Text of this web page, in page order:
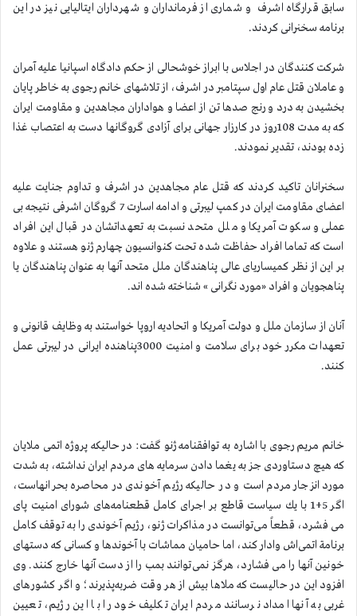
سابق قرارگاه اشرف و شماری از فرمانداران و شهرداران ایتالیایی نیز در این
برنامه سخنرانی كردند.
شركت كنندگان در اجلاس با ابراز خوشحالی از حكم دادگاه اسپانیا علیه آمران
و عاملان قتل عام اول سپتامبر در اشرف، از تلاشهای خانم رجوی به خاطر پایان
بخشیدن به درد و رنج صدها تن از اعضا و هواداران مجاهدین و مقاومت ایران
كه به مدت 108روز در كارزار جهانی برای آزادی گروگانها دست به اعتصاب غذا
زده بودند، تقدیر نمودند.
سخنرانان تاكید كردند كه قتل عام مجاهدین در اشرف و تداوم جنایت علیه
اعضای مقاومت ایران در كمپ لیبرتی و ادامه اسارت 7 گروگان اشرفی نتیجه بی
عملی و سكوت آمریكا و ملل متحد نسبت به تعهداتشان در قبال این افراد
است كه تماما افراد حفاظت شده تحت كنوانسیون چهارم ژنو هستند و علاوه
بر این از نظر كمیساریای عالی پناهندگان ملل متحد آنها به عنوان پناهندگان یا
پناهجویان و افراد «مورد نگرانی » شناخته شده اند.
آنان از سازمان ملل و دولت آمریكا و اتحادیه اروپا خواستند به وظایف قانونی و
تعهدات مكرر خود برای سلامت و امنیت 3000پناهنده ایرانی در لیبرتی عمل
كنند.
خانم مریم رجوی با اشاره به توافقنامه ژنو گفت: در حالیكه پروژه اتمی ملایان
كه هیچ دستاوردی جز به یغما دادن سرمایه های مردم ایران نداشته، به شدت
مورد انزجار مردم است و در حالیكه رژیم آخوندی در محاصره بحرانهاست،
اگر 5+1 با یك سیاست قاطع بر اجرای كامل قطعنامه‌های شورای امنیت پای
می فشرد، قطعاً می‌توانست در مذاكرات ژنو، رژیم آخوندی را به توقف كامل
برنامة اتمی‌اش وادار كند، اما حامیان مماشات با آخوندها و كسانی كه دستهای
خونین آنها را می فشارد، هرگز نمی‌توانند بمب را از دست آنها خارج كنند. وی
افزود این در حالیست كه ملاها بیش از هر وقت ضربه‌پذیرند؛ و اگر كشورهای
غربی به آنها امداد نرسانند مردم ایران تكلیف خود را با این رژیم، تعیین